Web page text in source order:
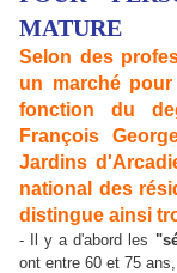
MATURE
Selon des
un marché
fonction du
François
Jardins
national des
distingue ainsi
- Il y a d'abord les
ont entre 60 et 75